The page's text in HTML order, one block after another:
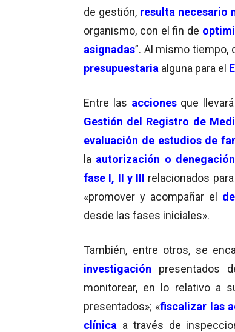
de gestión,resulta necesario
organismo, con el fin de
asignadas”. Al mismo tiempo,
presupuestaria alguna para el
Entre las accionesque
Gestión del Registro de
evaluación de estudios de
la autorización o
fase I, II y III relacionados
«promover y acompañar el
desde las fases iniciales».
También, entre otros, se
investigación
presentados
monitorear, en lo relativo a
presentados»; «fiscalizar las
clínica a través de